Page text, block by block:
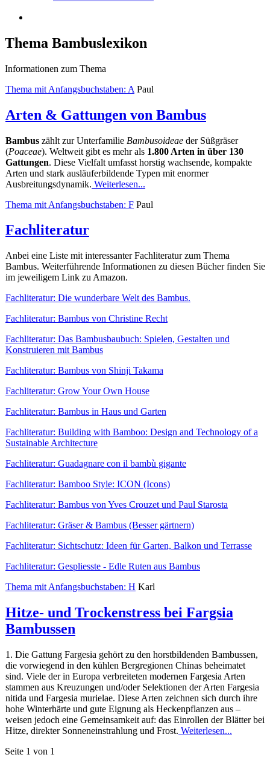
Thema Bambuslexikon
Informationen zum Thema
Thema mit Anfangsbuchstaben: A Paul
Arten & Gattungen von Bambus
Bambus zählt zur Unterfamilie Bambusoideae der Süßgräser
(Poaceae). Weltweit gibt es mehr als 1.800 Arten in über 130
Gattungen. Diese Vielfalt umfasst horstig wachsende, kompakte
Arten und stark ausläuferbildende Typen mit enormer
Ausbreitungsdynamik. Weiterlesen...
Thema mit Anfangsbuchstaben: F Paul
Fachliteratur
Anbei eine Liste mit interessanter Fachliteratur zum Thema
Bambus. Weiterführende Informationen zu diesen Bücher finden Sie
im jeweiligem Link zu Amazon.
Fachliteratur: Die wunderbare Welt des Bambus.
Fachliteratur: Bambus von Christine Recht
Fachliteratur: Das Bambusbaubuch: Spielen, Gestalten und
Konstruieren mit Bambus
Fachliteratur: Bambus von Shinji Takama
Fachliteratur: Grow Your Own House
Fachliteratur: Bambus in Haus und Garten
Fachliteratur: Building with Bamboo: Design and Technology of a
Sustainable Architecture
Fachliteratur: Guadagnare con il bambù gigante
Fachliteratur: Bamboo Style: ICON (Icons)
Fachliteratur: Bambus von Yves Crouzet und Paul Starosta
Fachliteratur: Gräser & Bambus (Besser gärtnern)
Fachliteratur: Sichtschutz: Ideen für Garten, Balkon und Terrasse
Fachliteratur: Gespliesste - Edle Ruten aus Bambus
Thema mit Anfangsbuchstaben: H Karl
Hitze- und Trockenstress bei Fargsia
Bambussen
1. Die Gattung Fargesia gehört zu den horstbildenden Bambussen,
die vorwiegend in den kühlen Bergregionen Chinas beheimatet
sind. Viele der in Europa verbreiteten modernen Fargesia Arten
stammen aus Kreuzungen und/oder Selektionen der Arten Fargesia
nitida und Fargesia murielae. Diese Arten zeichnen sich durch ihre
hohe Winterhärte und gute Eignung als Heckenpflanzen aus –
weisen jedoch eine Gemeinsamkeit auf: das Einrollen der Blätter bei
Hitze, direkter Sonneneinstrahlung und Frost. Weiterlesen...
Seite 1 von 1